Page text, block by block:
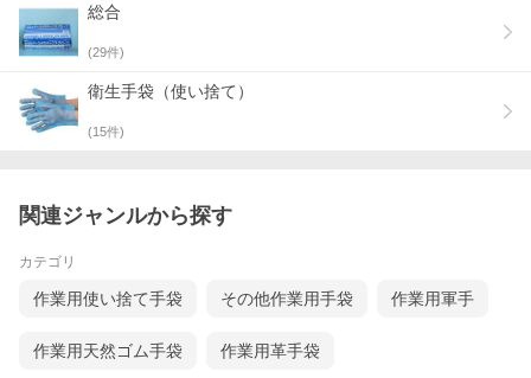
総合
(29件)
衛生手袋（使い捨て）
(15件)
関連ジャンルから探す
カテゴリ
作業用使い捨て手袋 その他作業用手袋 作業用軍手
作業用天然ゴム手袋 作業用革手袋